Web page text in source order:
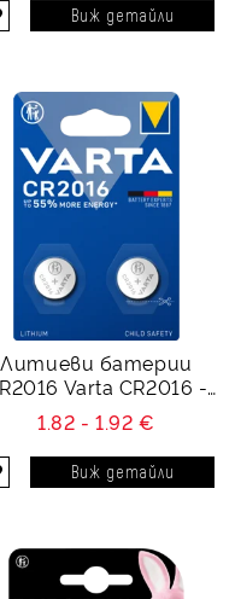
Виж детайли
Литиеви батерии
Varta CR2016 -
3V
1.82 - 1.92 €
Виж детайли